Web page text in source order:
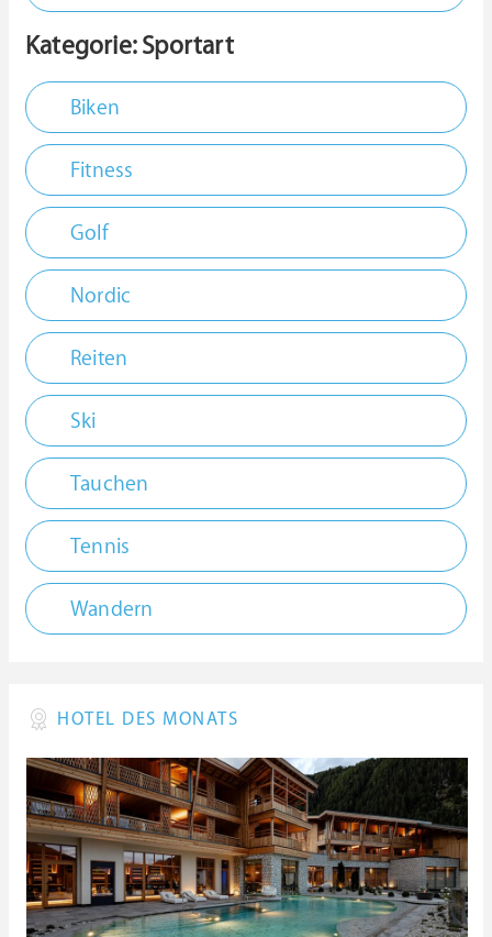
Kategorie: Sportart
Biken
Fitness
Golf
Nordic
Reiten
Ski
Tauchen
Tennis
Wandern
HOTEL DES MONATS